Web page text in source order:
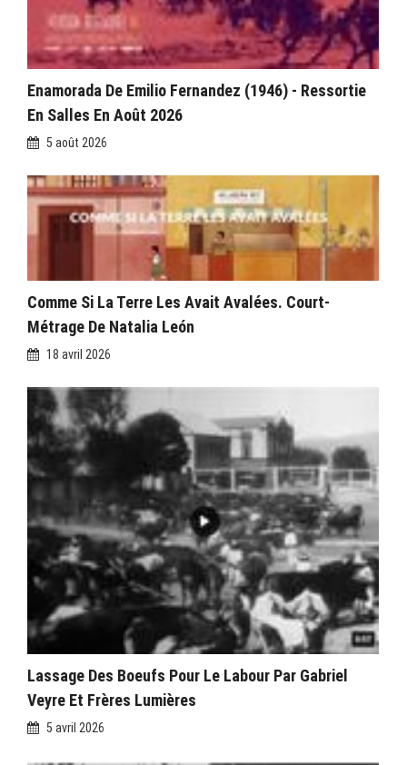
Enamorada De Emilio Fernandez (1946) - Ressortie
En Salles En Août 2026
5 août 2026
Comme Si La Terre Les Avait Avalées. Court-
Métrage De Natalia León
18 avril 2026
Lassage Des Boeufs Pour Le Labour Par Gabriel
Veyre Et Frères Lumières
5 avril 2026